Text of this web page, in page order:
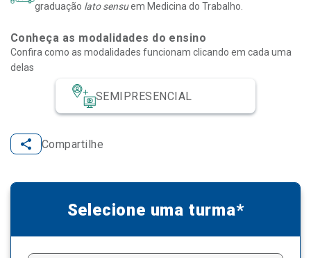
graduação lato sensuem Medicina do Trabalho.
Conheça as modalidades do ensino
SEMIPRESENCIAL
Confira como as modalidades funcionam clicando em cada uma
delas
Compartilhe
Selecione uma turma*